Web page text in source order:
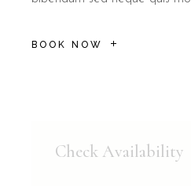
BOOK NOW
Check Availability